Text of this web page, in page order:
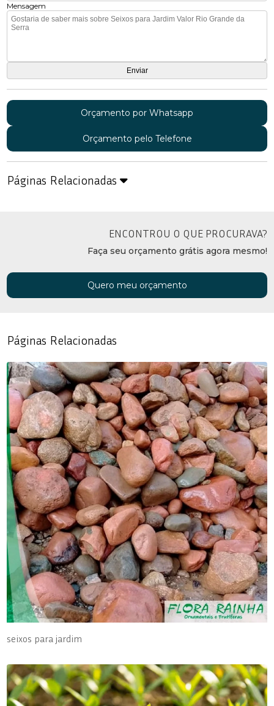
Mensagem
Orçamento por Whatsapp
Orçamento pelo Telefone
Páginas Relacionadas
ENCONTROU O QUE PROCURAVA?
Faça seu orçamento grátis agora mesmo!
Quero meu orçamento
Páginas Relacionadas
seixos para jardim